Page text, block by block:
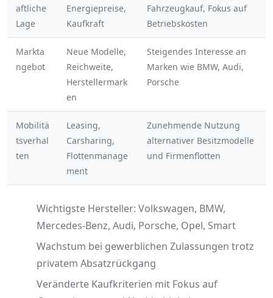
aftliche
Lage
Energiepreise,
Kaufkraft
Fahrzeugkauf, Fokus auf
Betriebskosten
Markta
ngebot
Neue Modelle,
Reichweite,
Herstellermark
en
Steigendes Interesse an
Marken wie BMW, Audi,
Porsche
Mobilitä
tsverhal
ten
Leasing,
Carsharing,
Flottenmanage
ment
Zunehmende Nutzung
alternativer Besitzmodelle
und Firmenflotten
Wichtigste Hersteller: Volkswagen, BMW,
Mercedes-Benz, Audi, Porsche, Opel, Smart
Wachstum bei gewerblichen Zulassungen trotz
privatem Absatzrückgang
Veränderte Kaufkriterien mit Fokus auf